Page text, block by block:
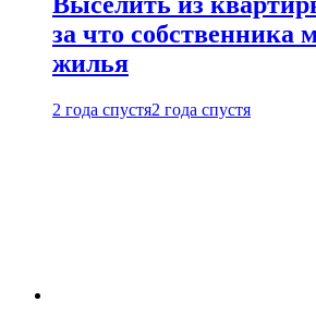
за что собственника
жилья
2 года спустя2 года спустя